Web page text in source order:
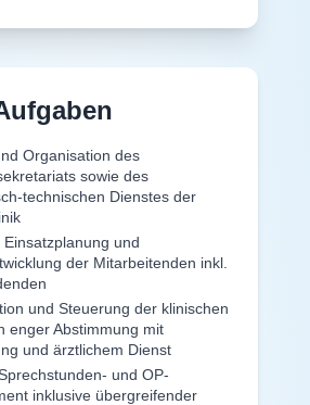
Organisation des
sowie des
technischen Dienstes der
und
der Mitarbeitenden inkl.
und Steuerung der klinischen
enger Abstimmung mit
und ärztlichem Dienst
und OP-
inklusive übergreifender